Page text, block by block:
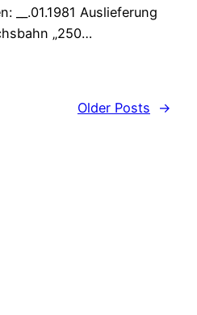
__.01.1981 Auslieferung
„250…
Older Posts →